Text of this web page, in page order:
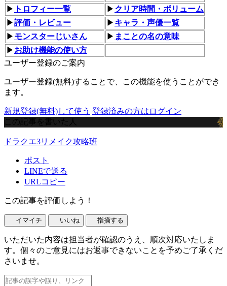
▶ トロフィー一覧 ▶ クリア時間・ボリューム
▶評価・レビュー ▶ キャラ・声優一覧
▶ モンスターじいさん ▶︎ まことの名の意味
▶ お助け機能の使い方
ユーザー登録のご案内
ユーザー登録(無料)することで、この機能を使うことができ
ます。
新規登録(無料)して使う 登録済みの方はログイン
この記事を書いた人
ドラクエ3リメイク攻略班
ポスト
LINEで送る
URLコピー
この記事を評価しよう！
イマイチ いいね 指摘する
いただいた内容は担当者が確認のうえ、順次対応いたしま
す。個々のご意見にはお返事できないことを予めご了承くだ
さいませ。